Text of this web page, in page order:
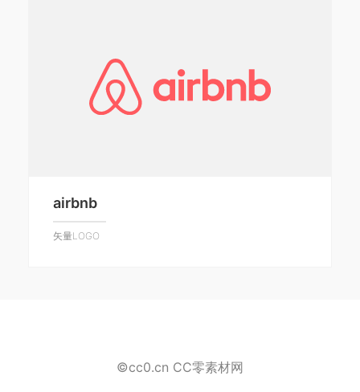
airbnb
矢量LOGO
©cc0.cn CC零素材网